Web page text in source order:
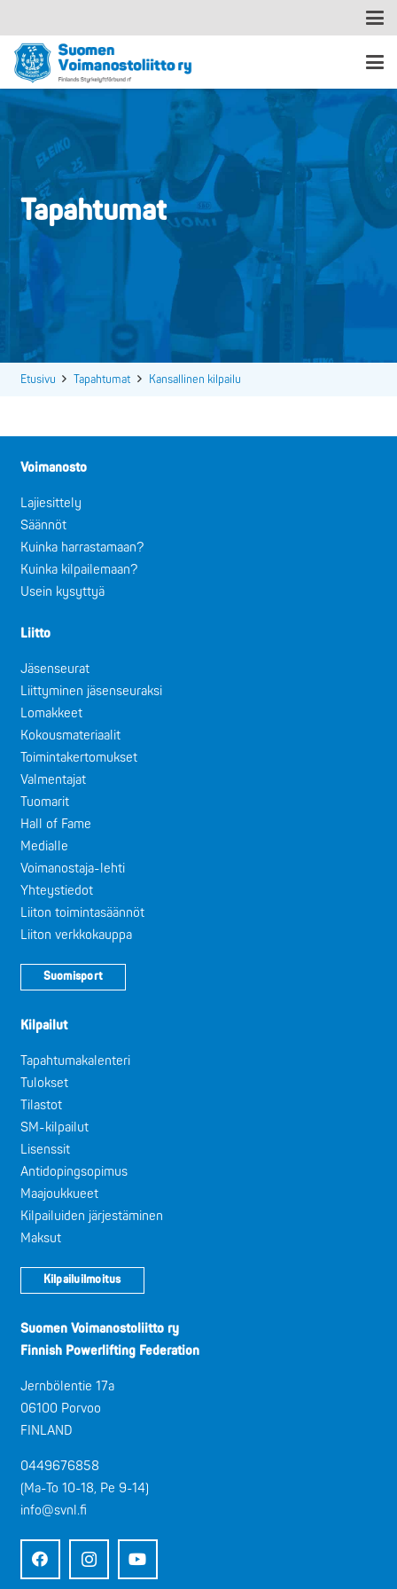
Tapahtumat
Etusivu Tapahtumat Kansallinen kilpailu
Voimanosto
Lajiesittely
Säännöt
Kuinka harrastamaan?
Kuinka kilpailemaan?
Usein kysyttyä
Liitto
Jäsenseurat
Liittyminen jäsenseuraksi
Lomakkeet
Kokousmateriaalit
Toimintakertomukset
Valmentajat
Tuomarit
Hall of Fame
Medialle
Voimanostaja-lehti
Yhteystiedot
Liiton toimintasäännöt
Liiton verkkokauppa
Suomisport
Kilpailut
Tapahtumakalenteri
Tulokset
Tilastot
SM-kilpailut
Lisenssit
Antidopingsopimus
Maajoukkueet
Kilpailuiden järjestäminen
Maksut
Kilpailuilmoitus
Suomen Voimanostoliitto ry
Finnish Powerlifting Federation
Jernbölentie 17a
06100 Porvoo
FINLAND
0449676858
(Ma-To 10-18, Pe 9-14)
info@svnl.fi